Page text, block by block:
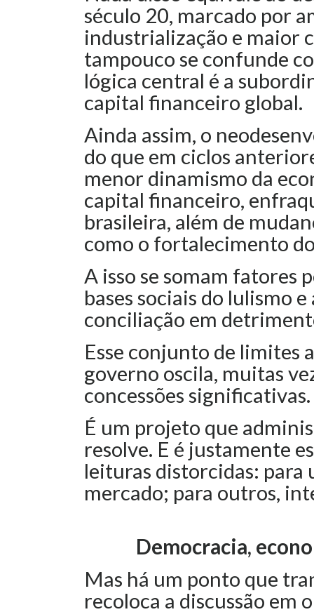
século 20, marcado por
industrialização e maior
tampouco se confunde
lógica central é a
capital financeiro global.
Ainda assim, o
do que em ciclos
menor dinamismo da
capital financeiro,
brasileira, além de
como o fortalecimento
A isso se somam fatores
bases sociais do lulismo
conciliação em
Esse conjunto de limites
governo oscila, muitas
concessões significativas.
É um projeto que
resolve. E é justamente
leituras distorcidas: para
mercado; para outros,
Democracia,
Mas há um ponto que
recoloca a discussão